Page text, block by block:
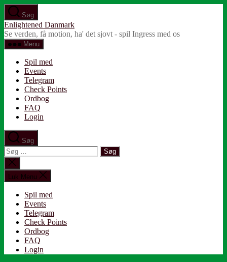
Spring
til
indholdet
Søg
Enlightened Danmark
Se verden, få motion, ha' det sjovt - spil Ingress med os
Menu
Spil med
Events
Telegram
Check Points
Ordbog
FAQ
Login
Søg
Søg
efter:
Luk
søgning
Luk Menu
Spil med
Events
Telegram
Check Points
Ordbog
FAQ
Login